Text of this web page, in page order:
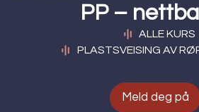
PP –
ALLE KURS
PLASTSVEISING AV
Meld deg på